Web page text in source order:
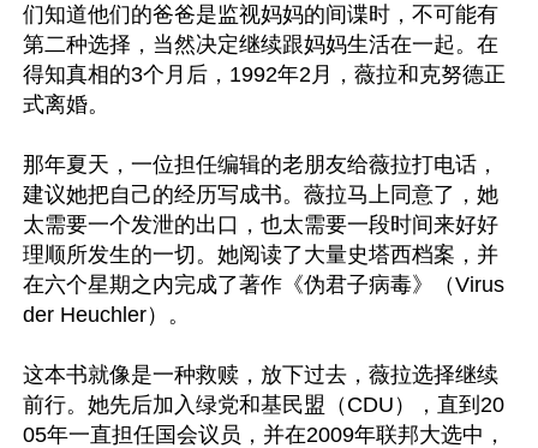
们知道他们的爸爸是监视妈妈的间谍时，不可能有
第二种选择，当然决定继续跟妈妈生活在一起。在
得知真相的3个月后，1992年2月，薇拉和克努德正
式离婚。
那年夏天，一位担任编辑的老朋友给薇拉打电话，
建议她把自己的经历写成书。薇拉马上同意了，她
太需要一个发泄的出口，也太需要一段时间来好好
理顺所发生的一切。她阅读了大量史塔西档案，并
在六个星期之内完成了著作《伪君子病毒》（Virus
der Heuchler）。
这本书就像是一种救赎，放下过去，薇拉选择继续
前行。她先后加入绿党和基民盟（CDU），直到20
05年一直担任国会议员，并在2009年联邦大选中，